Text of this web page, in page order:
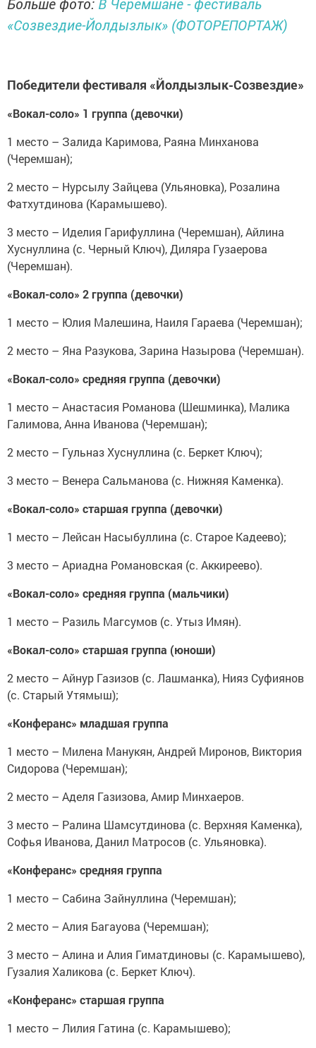
«Созвездие-Йолдызлык» (ФОТОРЕПОРТАЖ)
Победители фестиваля «Йолдызлык-Созвездие»
«Вокал-соло» 1 группа (девочки)
1 место – Залида Каримова, Раяна Минханова
(Черемшан);
2 место – Нурсылу Зайцева (Ульяновка), Розалина
Фатхутдинова (Карамышево).
3 место – Иделия Гарифуллина (Черемшан), Айлина
Хуснуллина (с. Черный Ключ), Диляра Гузаерова
(Черемшан).
«Вокал-соло» 2 группа (девочки)
1 место – Юлия Малешина, Наиля Гараева (Черемшан);
2 место – Яна Разукова, Зарина Назырова (Черемшан).
«Вокал-соло» средняя группа (девочки)
1 место – Анастасия Романова (Шешминка), Малика
Галимова, Анна Иванова (Черемшан);
2 место – Гульназ Хуснуллина (с. Беркет Ключ);
3 место – Венера Сальманова (с. Нижняя Каменка).
«Вокал-соло» старшая группа (девочки)
1 место – Лейсан Насыбуллина (с. Старое Кадеево);
3 место – Ариадна Романовская (с. Аккиреево).
«Вокал-соло» средняя группа (мальчики)
1 место – Разиль Магсумов (с. Утыз Имян).
«Вокал-соло» старшая группа (юноши)
2 место – Айнур Газизов (с. Лашманка), Нияз Суфиянов
(с. Старый Утямыш);
«Конферанс» младшая группа
1 место – Милена Манукян, Андрей Миронов, Виктория
Сидорова (Черемшан);
2 место – Аделя Газизова, Амир Минхаеров.
3 место – Ралина Шамсутдинова (с. Верхняя Каменка),
Софья Иванова, Данил Матросов (с. Ульяновка).
«Конферанс» средняя группа
1 место – Сабина Зайнуллина (Черемшан);
2 место – Алия Багауова (Черемшан);
3 место – Алина и Алия Гиматдиновы (с. Карамышево),
Гузалия Халикова (с. Беркет Ключ).
«Конферанс» старшая группа
1 место – Лилия Гатина (с. Карамышево);